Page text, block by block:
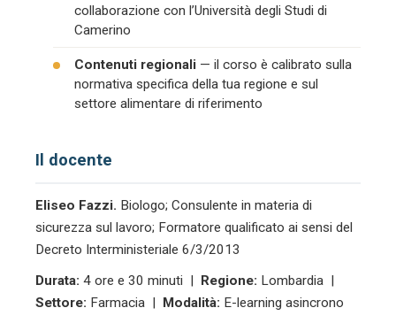
collaborazione con l’Università degli Studi di
Camerino
Contenuti regionali — il corso è calibrato sulla
normativa specifica della tua regione e sul
settore alimentare di riferimento
Il docente
Eliseo Fazzi. Biologo; Consulente in materia di
sicurezza sul lavoro; Formatore qualificato ai sensi del
Decreto Interministeriale 6/3/2013
Durata: 4 ore e 30 minuti | Regione: Lombardia |
Settore: Farmacia | Modalità: E-learning asincrono